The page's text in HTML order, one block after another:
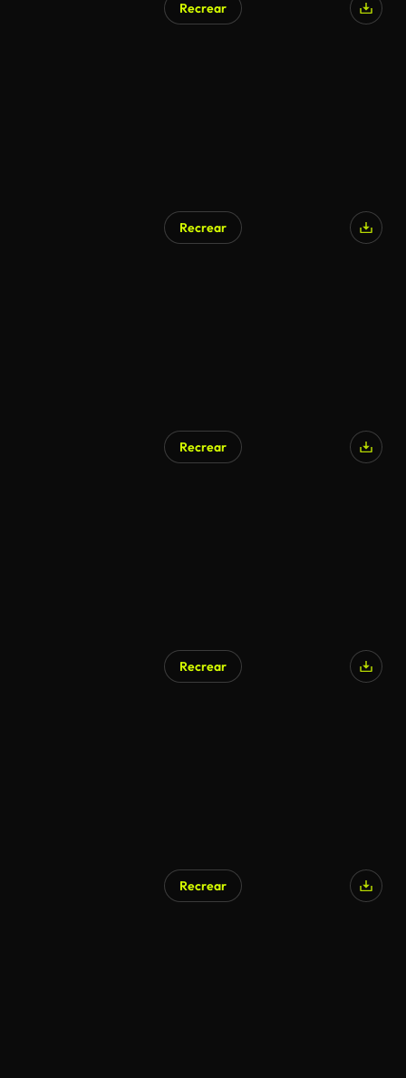
Recrear
Recrear
Recrear
Recrear
Recrear